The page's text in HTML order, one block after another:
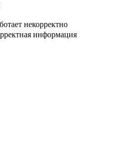
некорректно
информация